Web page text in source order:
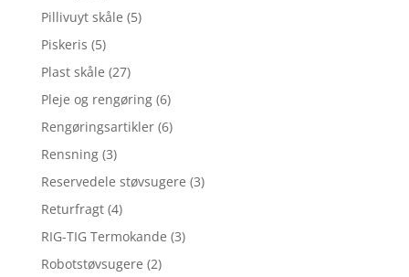
Pillivuyt skåle (5)
Piskeris (5)
Plast skåle (27)
Pleje og rengøring (6)
Rengøringsartikler (6)
Rensning (3)
Reservedele støvsugere (3)
Returfragt (4)
RIG-TIG Termokande (3)
Robotstøvsugere (2)